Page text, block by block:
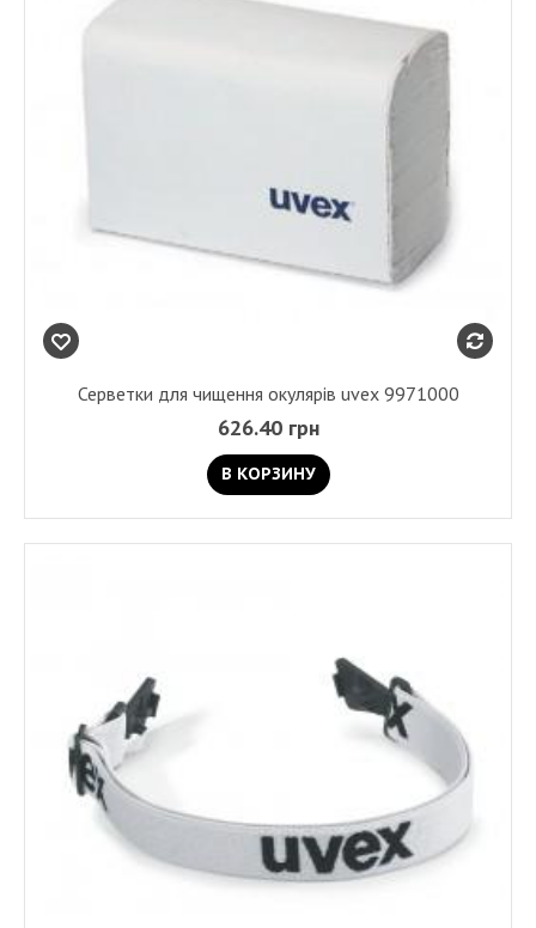
Серветки для чищення окулярів uvex 9971000
626.40 грн
В КОРЗИНУ